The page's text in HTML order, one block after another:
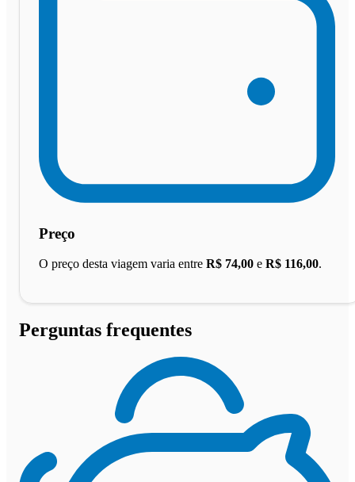
Preço
O preço desta viagem varia entre R$ 74,00 e R$ 116,00.
Perguntas frequentes